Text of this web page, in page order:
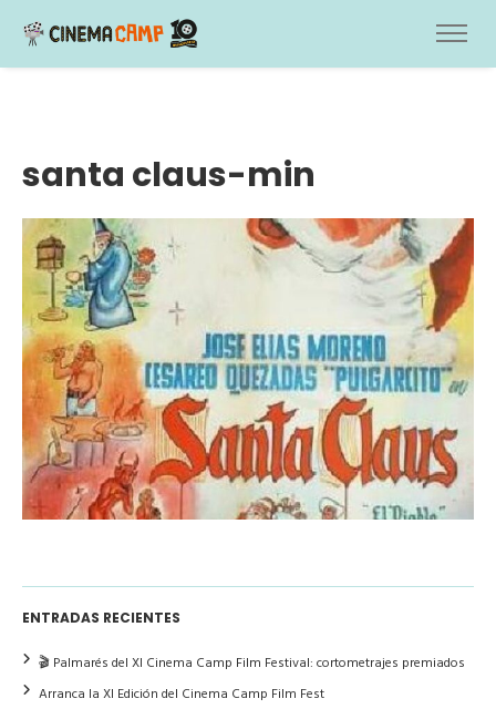
santa claus-min
ENTRADAS RECIENTES
🎬 Palmarés del XI Cinema Camp Film Festival: cortometrajes premiados
Arranca la XI Edición del Cinema Camp Film Fest